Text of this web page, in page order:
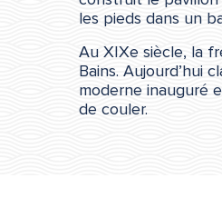
les pieds dans un
Au XIXe siècle, la
Bains. Aujourd’hui
moderne inauguré
de couler.